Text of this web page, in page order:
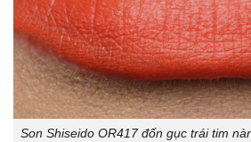
Son Shiseido OR417 đốn gục trái tim